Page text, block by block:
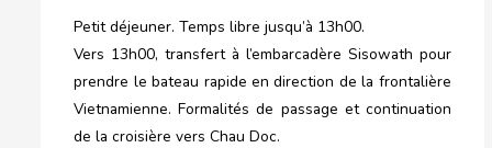
Petit déjeuner. Temps libre jusqu’à 13h00.
Vers 13h00, transfert à l’embarcadère Sisowath pour
prendre le bateau rapide en direction de la frontalière
Vietnamienne. Formalités de passage et continuation
de la croisière vers Chau Doc.